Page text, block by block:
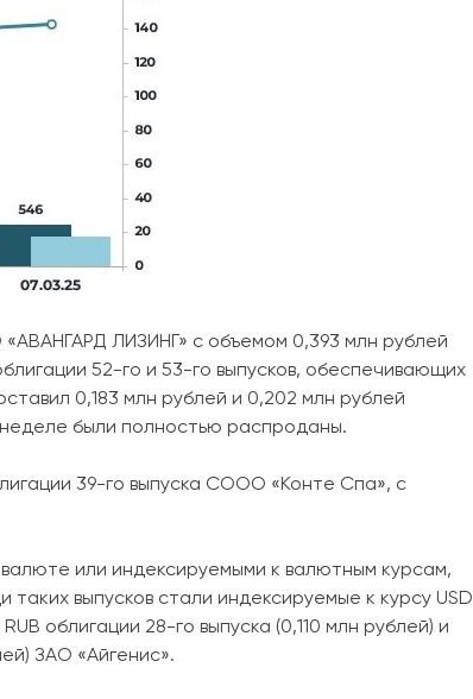
ЛИЗИНГ» с объемом 0,393 млн рублей
52-го и 53-го выпусков, обеспечивающих
0,183 млн рублей и 0,202 млн рублей
были полностью распроданы.
39-го выпуска СООО «Конте Спа», с
или индексируемыми к валютным курсам,
выпусков стали индексируемые к курсу USD
облигации 28-го выпуска (0,110 млн рублей) и
ЗАО «Айгенис».